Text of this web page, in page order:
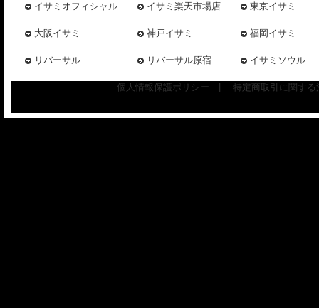
イサミオフィシャル
イサミ楽天市場店 東京イサミ
大阪イサミ 神戸イサミ 福岡イサミ
リバーサル リバーサル原宿 イサミソウル
個人情報保護ポリシー 特定商取引に関す